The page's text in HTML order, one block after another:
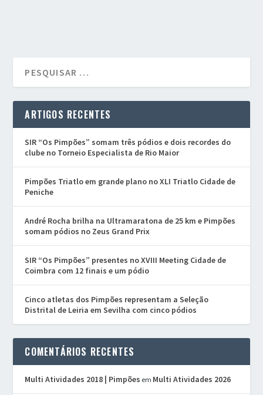
ARTIGOS RECENTES
SIR “Os Pimpões” somam três pódios e dois recordes do
clube no Torneio Especialista de Rio Maior
Pimpões Triatlo em grande plano no XLI Triatlo Cidade de
Peniche
André Rocha brilha na Ultramaratona de 25 km e Pimpões
somam pódios no Zeus Grand Prix
SIR “Os Pimpões” presentes no XVIII Meeting Cidade de
Coimbra com 12 finais e um pódio
Cinco atletas dos Pimpões representam a Seleção
Distrital de Leiria em Sevilha com cinco pódios
COMENTÁRIOS RECENTES
Multi Atividades 2018 | Pimpões em Multi Atividades 2026